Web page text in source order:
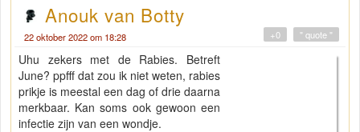
Anouk van Botty
22 oktober 2022 om 18:28 " quote "
+0
Uhu zekers met de Rabies. Betreft
June? ppfff dat zou ik niet weten, rabies
prikje is meestal een dag of drie daarna
merkbaar. Kan soms ook gewoon een
infectie zijn van een wondje.